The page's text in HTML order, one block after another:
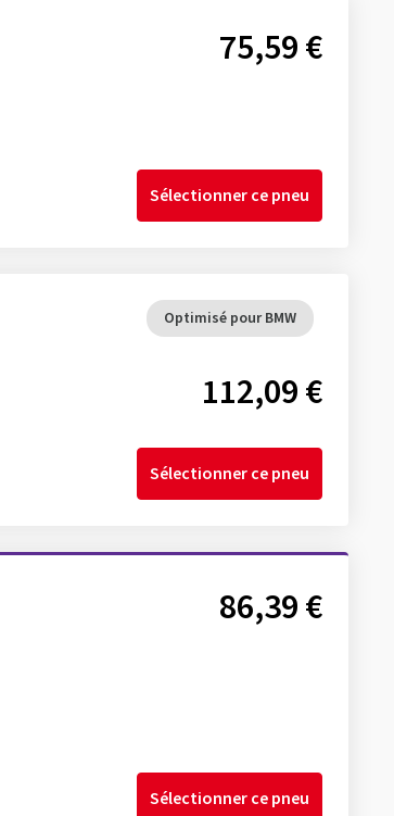
75,59 €
Sélectionner ce pneu
Optimisé pour BMW
112,09 €
Sélectionner ce pneu
86,39 €
Sélectionner ce pneu